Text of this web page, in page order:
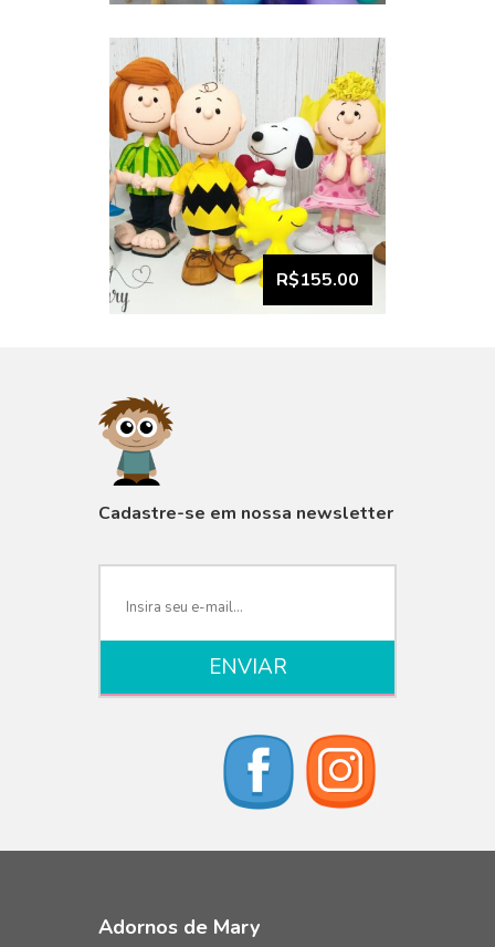
VISUALIZAR
R$155.00
VISUALIZAR
Cadastre-se em nossa newsletter
Adornos de Mary